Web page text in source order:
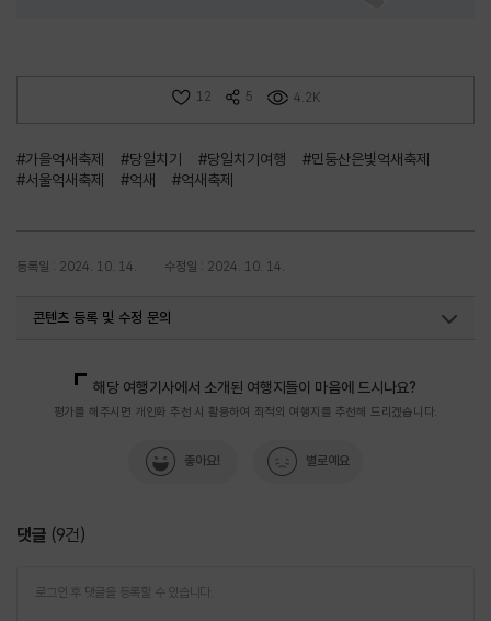
12 5 4.2K
#가을억새축제 #당일치기 #당일치기여행
#민둥산은빛억새축제
#서울억새축제
#억새 #억새축제
등록일 : 2024. 10. 14. 수정일 : 2024. 10. 14.
콘텐츠 등록 및 수정 문의
해당 여행기사에서 소개된 여행지들이 마음에 드시나요?
평가를 해주시면 개인화 추천 시 활용하여 최적의 여행지를 추천해 드리겠습니다.
좋아요! 별로예요
댓글 (9건)